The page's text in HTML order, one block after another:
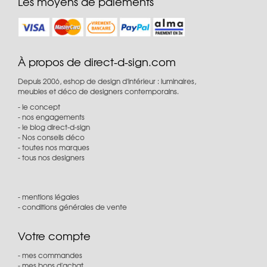
À propos de direct-d-sign.com
Depuis 2006, eshop de design d'intérieur : luminaires,
meubles et déco de designers contemporains.
le concept
nos engagements
le blog direct-d-sign
Nos conseils déco
toutes nos marques
tous nos designers
mentions légales
conditions générales de vente
Votre compte
mes commandes